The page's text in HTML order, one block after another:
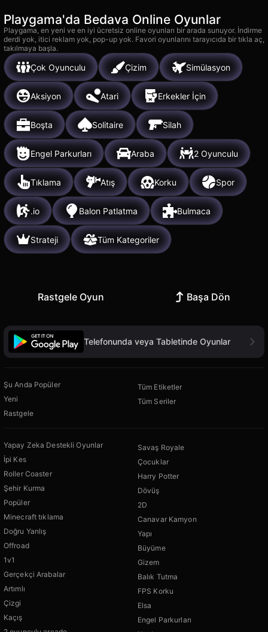
Playgama'da Bedava Online Oyunlar
Playgama, en yeni ve en iyi ücretsiz online oyunları bir arada sunuyor. İndirme
derdi yok, itici reklam yok, pop-up yok. Favori oyunlarını tarayıcıda bir tıkla aç,
takılmaya başla.
Çok Oyunculu Çizim Simülasyon
Aksiyon Atari Erkekler İçin
Boşta Solitaire Silah
Engel Parkurları Araba 2 Oyunculu
Tıklama Atış Korku Spor
.io Balon Patlatma Bulmaca
Strateji Tüm Kategoriler
Rastgele Oyun Başa Dön
Telefonunda veya Tabletinde Oyunlar
Şu Anda Popüler
Yeni
Rastgele
Tüm Etiketler
Tüm Seriler
Yapay Zeka Destekli Oyunlar
İpi Kes
Roller Coaster
Şehir Kurma
Popüler
Minecraft tıklama
Doğru Yanlış
Offroad
1v1
Gerçekçi Arabalar
Artımlı
Çizgi
Kaçış
Savaş Royale
Çocuklar
Harry Potter
Dövüş
2D
Canavar Kamyon
Yapı
Büyüme
Gizem
Balık Tutma
FPS Korku
Elsa
Engel Parkurları